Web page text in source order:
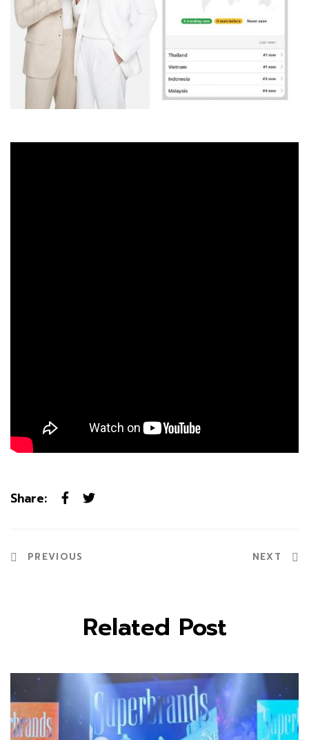
Share:
PREVIOUS NEXT
Related Post